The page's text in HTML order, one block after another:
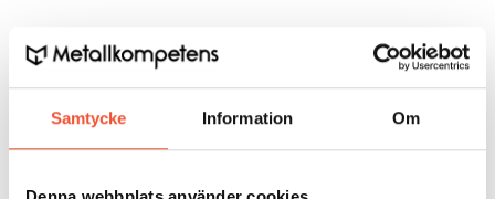
Samtycke Information Om
Tabell 19.Skikttjocklekar vid anodisering